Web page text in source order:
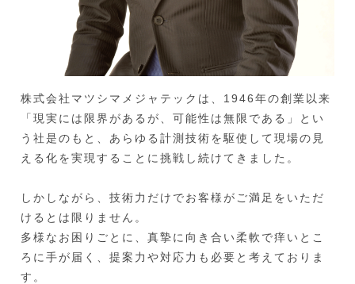
株式会社マツシマメジャテックは、1946年の創業以来
「現実には限界があるが、可能性は無限である」とい
う社是のもと、あらゆる計測技術を駆使して現場の見
える化を実現することに挑戦し続けてきました。
しかしながら、技術力だけでお客様がご満足をいただ
けるとは限りません。
多様なお困りごとに、真摯に向き合い柔軟で痒いとこ
ろに手が届く、提案力や対応力も必要と考えておりま
す。